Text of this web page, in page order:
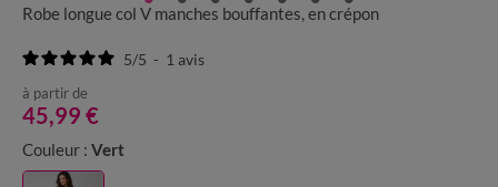
Robe longue col V manches bouffantes, en crépon
5/5 - 1 avis
à partir de
45,99 €
Couleur : Vert